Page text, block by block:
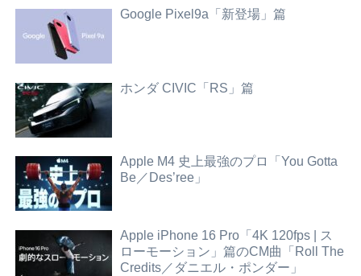
Google Pixel9a「新登場」篇
ホンダ CIVIC「RS」篇
Apple M4 史上最強のプロ「You Gotta
Be／Des’ree」
Apple iPhone 16 Pro「4K 120fps | ス
ローモーション」篇のCM曲「Roll The
Credits／ダニエル・ポンダー」